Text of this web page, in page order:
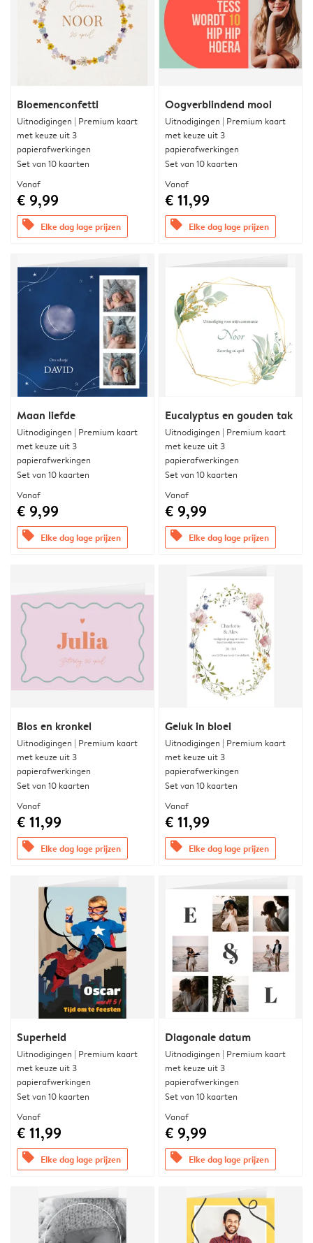
Bloemenconfetti
Uitnodigingen | Premium kaart
met keuze uit 3
papierafwerkingen
Set van 10 kaarten
Vanaf
€ 9,99
offers Elke dag lage prijzen
Oogverblindend mooi
Uitnodigingen | Premium kaart
met keuze uit 3
papierafwerkingen
Set van 10 kaarten
Vanaf
€ 11,99
offers Elke dag lage prijzen
Maan liefde
Uitnodigingen | Premium kaart
met keuze uit 3
papierafwerkingen
Set van 10 kaarten
Vanaf
€ 9,99
offers Elke dag lage prijzen
Eucalyptus en gouden tak
Uitnodigingen | Premium kaart
met keuze uit 3
papierafwerkingen
Set van 10 kaarten
Vanaf
€ 9,99
offers Elke dag lage prijzen
Blos en kronkel
Uitnodigingen | Premium kaart
met keuze uit 3
papierafwerkingen
Set van 10 kaarten
Vanaf
€ 11,99
offers Elke dag lage prijzen
Geluk in bloei
Uitnodigingen | Premium kaart
met keuze uit 3
papierafwerkingen
Set van 10 kaarten
Vanaf
€ 11,99
offers Elke dag lage prijzen
Superheld
Uitnodigingen | Premium kaart
met keuze uit 3
papierafwerkingen
Set van 10 kaarten
Vanaf
€ 11,99
offers Elke dag lage prijzen
Diagonale datum
Uitnodigingen | Premium kaart
met keuze uit 3
papierafwerkingen
Set van 10 kaarten
Vanaf
€ 9,99
offers Elke dag lage prijzen